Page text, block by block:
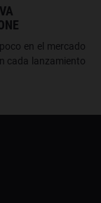
en el mercado
cada lanzamiento